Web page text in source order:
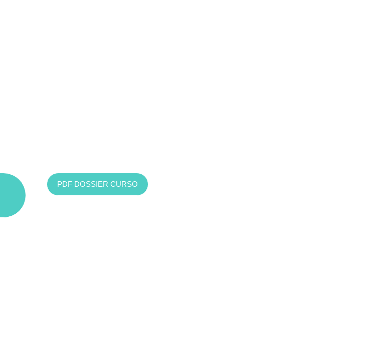
PDF DOSSIER CURSO